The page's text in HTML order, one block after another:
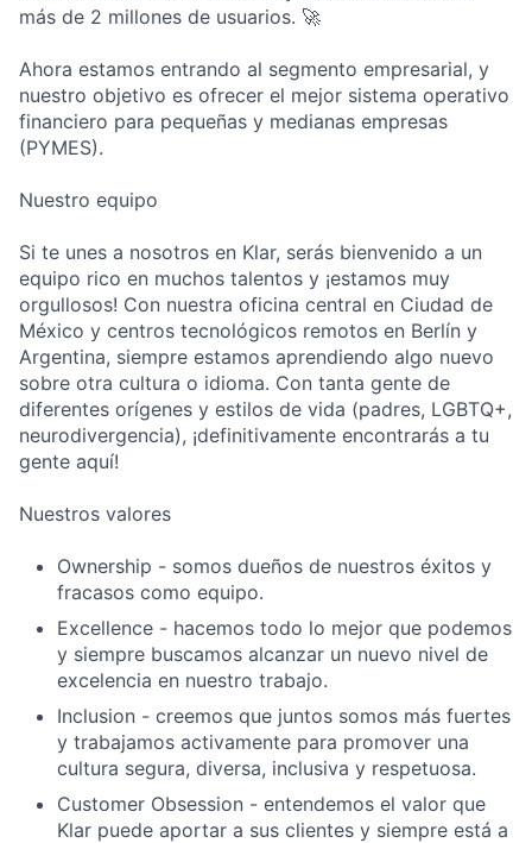
más de 2 millones de usuarios. 🚀
Ahora estamos entrando al segmento empresarial, y
nuestro objetivo es ofrecer el mejor sistema operativo
financiero para pequeñas y medianas empresas
(PYMES).
Nuestro equipo
Si te unes a nosotros en Klar, serás bienvenido a un
equipo rico en muchos talentos y ¡estamos muy
orgullosos! Con nuestra oficina central en Ciudad de
México y centros tecnológicos remotos en Berlín y
Argentina, siempre estamos aprendiendo algo nuevo
sobre otra cultura o idioma. Con tanta gente de
diferentes orígenes y estilos de vida (padres, LGBTQ+,
neurodivergencia), ¡definitivamente encontrarás a tu
gente aquí!
Nuestros valores
Ownership - somos dueños de nuestros éxitos y
fracasos como equipo.
Excellence - hacemos todo lo mejor que podemos
y siempre buscamos alcanzar un nuevo nivel de
excelencia en nuestro trabajo.
Inclusion - creemos que juntos somos más fuertes
y trabajamos activamente para promover una
cultura segura, diversa, inclusiva y respetuosa.
Customer Obsession - entendemos el valor que
Klar puede aportar a sus clientes y siempre está a